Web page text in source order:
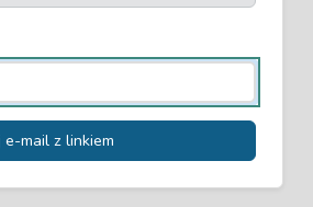
mail z linkiem